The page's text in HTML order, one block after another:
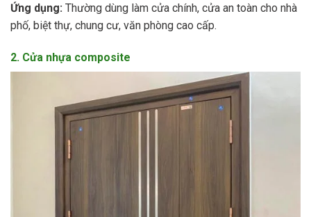
Ứng dụng: Thường dùng làm cửa chính, cửa an toàn cho nhà
phố, biệt thự, chung cư, văn phòng cao cấp.
2. Cửa nhựa composite